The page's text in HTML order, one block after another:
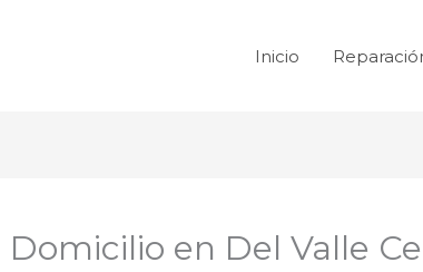
Inicio
en Del Valle